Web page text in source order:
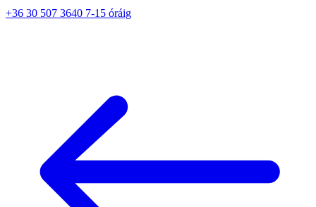
+36 30 507 3640 7-15 óráig